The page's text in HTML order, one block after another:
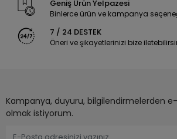
Geniş Ürün Yelpazesi
Binlerce ürün ve kampanya
7 / 24 DESTEK
Öneri ve şikayetlerinizi bize
Kampanya, duyuru, bilgilendirmelerden
olmak istiyorum.